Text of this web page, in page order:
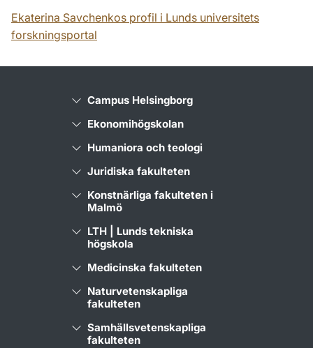
Ekaterina Savchenkos profil i Lunds universitets
forskningsportal
Campus Helsingborg
Ekonomihögskolan
Humaniora och teologi
Juridiska fakulteten
Konstnärliga fakulteten i
Malmö
LTH | Lunds tekniska
högskola
Medicinska fakulteten
Naturvetenskapliga
fakulteten
Samhällsvetenskapliga
fakulteten